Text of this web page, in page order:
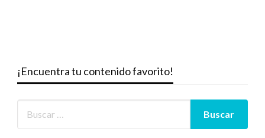
¡Encuentra tu contenido favorito!